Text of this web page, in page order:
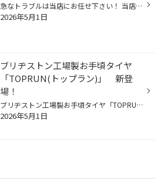
急なトラブルは当店にお任せ下さい！ 当店のホームページをご覧いただきありがとうございます。 ゴールデンウィークに入り、 お出かけされる方も多いこの時期！ しか～～～し！おクルマのトラブルも増加中です！！ 急なパンクやバッテリーあがりは、 タイヤ館にお任せ下さい！ お出かけ先でもお近く...
2026年5月1日
ブリヂストン工場製お手頃タイヤ
「TOPRUN(トップラン)」 新登
場！
ブリヂストン工場製お手頃タイヤ「TOPRUN(トップラン)」 TOPRUN / TS0I TS02 TS03 乗用車用タイヤに必要な基本性能を備えたベーシックタイヤ タイヤサイズ 1本価格（税込） 4本セット価格（税込） 195/65R15 TS01 9,200円 36,800円 165/55R15 TS01 7,450円 29,800円 185/65R15 TS01 7,950円 31,800...
2026年5月1日